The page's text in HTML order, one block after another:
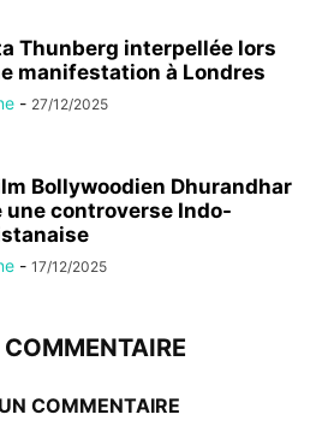
Thunberg interpellée lors
manifestation à Londres
- 27/12/2025
Bollywoodien Dhurandhar
une controverse Indo-
- 17/12/2025
COMMENTAIRE